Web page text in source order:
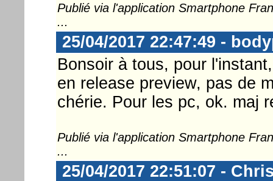
Publié via l'application Smartphone
...
25/04/2017 22:47:49 -
Bonsoir à tous, pour
en release preview, pas de
chérie. Pour les pc, ok. maj
Publié via l'application Smartphone
...
25/04/2017 22:51:07 -